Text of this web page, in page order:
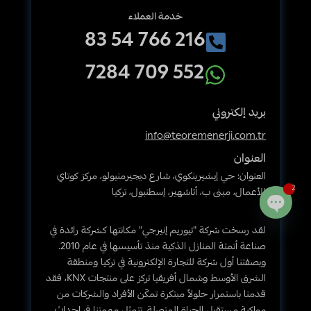
خدمة العملاء
216 766 54 83
552 709 7284
بريد إلكتروني
info@teoremenerji.com.tr
العنوان
العنوان: حي إيشيرينكوي، شارع ديجيرمنيولو، مركز كوتاي
للأعمال، مبنى ب، أتاشهير، إسطنبول، تركيا
لقد رسخت شركة "تيوريم إنيرجي" مكانتها كشركة رائدة في
صناعة أتمتة المنازل الذكية منذ تأسيسها في عام 2010.
وبصفتنا أول شركة للتجارة الإلكترونية في تركيا ومنطقة
الشرق الأوسط وشمال أفريقيا تركز على منتجات KNX، فقد
قدمنا باستمرار حلولاً مبتكرة تمكّن الأفراد والشركات من
Open
chaty
2